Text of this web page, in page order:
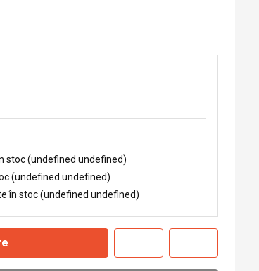
stoc (undefined undefined)
(undefined undefined)
în stoc (undefined undefined)